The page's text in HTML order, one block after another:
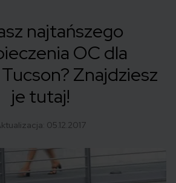
najtańszego
OC dla
Znajdziesz
je tutaj!
05.12.2017